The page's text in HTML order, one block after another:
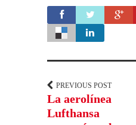
PREVIOUS POST
La aerolínea
Lufthansa